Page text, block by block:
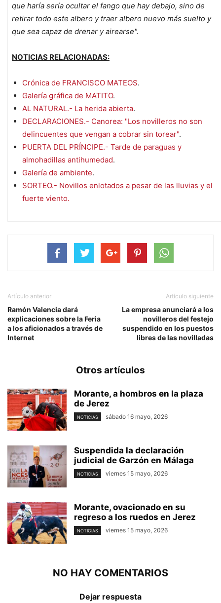
que haría sería ocultar el fango que hay debajo, sino de
retirar todo este albero y traer albero nuevo más suelto y
que sea capaz de drenar y airearse".
NOTICIAS RELACIONADAS:
Crónica de FRANCISCO MATEOS.
Galería gráfica de MATITO.
AL NATURAL.- La herida abierta.
DECLARACIONES.- Canorea: "Los novilleros no son
delincuentes que vengan a cobrar sin torear".
PUERTA DEL PRÍNCIPE.- Tarde de paraguas y
almohadillas antihumedad.
Galería de ambiente.
SORTEO.- Novillos enlotados a pesar de las lluvias y el
fuerte viento.
Artículo anterior
Ramón Valencia dará
explicaciones sobre la Feria
a los aficionados a través de
Internet
Artículo siguiente
La empresa anunciará a los
novilleros del festejo
suspendido en los puestos
libres de las novilladas
Otros artículos
Morante, a hombros en la plaza
de Jerez
NOTICIAS sábado 16 mayo, 2026
Suspendida la declaración
judicial de Garzón en Málaga
NOTICIAS viernes 15 mayo, 2026
Morante, ovacionado en su
regreso a los ruedos en Jerez
NOTICIAS viernes 15 mayo, 2026
NO HAY COMENTARIOS
Dejar respuesta